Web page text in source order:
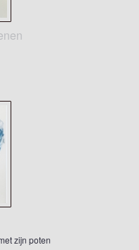
zijn poten